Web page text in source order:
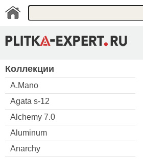
Коллекции
A.Mano
Agata s-12
Alchemy 7.0
Aluminum
Anarchy